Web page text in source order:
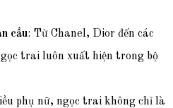
cầu: Từ Chanel, Dior đến các
trai luôn xuất hiện trong bộ
phụ nữ, ngọc trai không chỉ là